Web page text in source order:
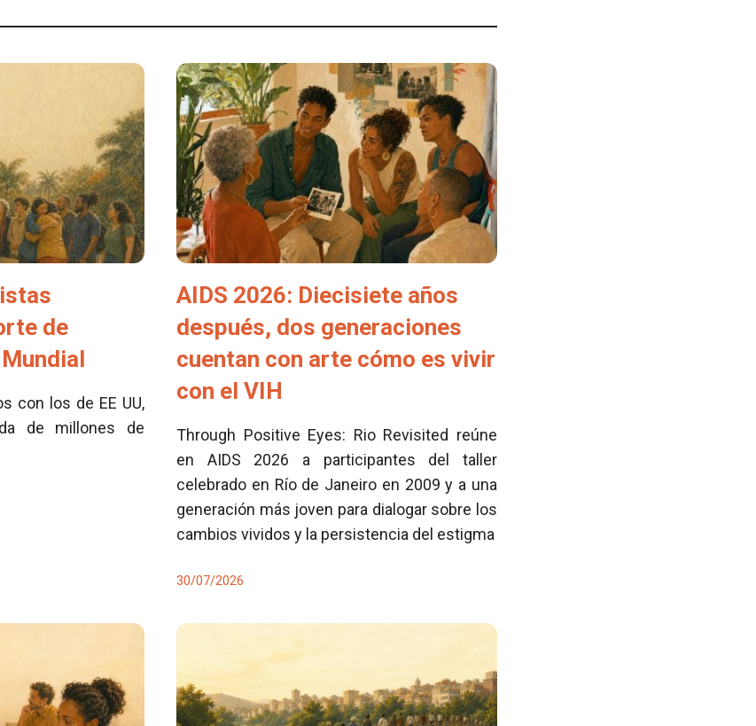
de
con los de EE UU,
de millones de
AIDS 2026: Diecisiete años
después, dos generaciones
cuentan con arte cómo es vivir
con el VIH
Through Positive Eyes: Rio Revisited reúne
en AIDS 2026 a participantes del taller
celebrado en Río de Janeiro en 2009 y a una
generación más joven para dialogar sobre los
cambios vividos y la persistencia del estigma
30/07/2026